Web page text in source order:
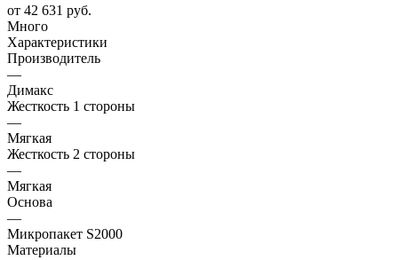
от 42 631 руб.
Много
Характеристики
Производитель
—
Димакс
Жесткость 1 стороны
—
Мягкая
Жесткость 2 стороны
—
Мягкая
Основа
—
Микропакет S2000
Материалы